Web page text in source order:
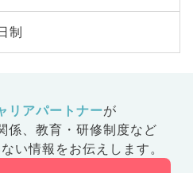
制
リアパートナーが
、 教育・研修制度など
い情報をお伝えします。